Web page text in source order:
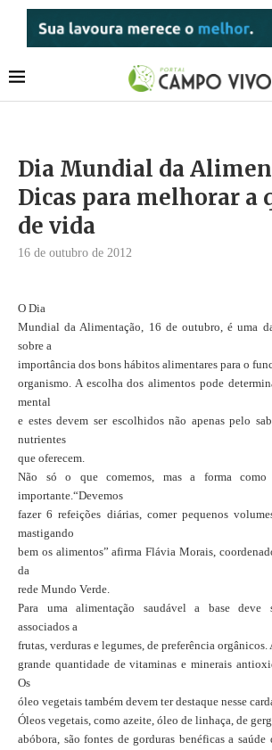
Dia Mundial da
Dicas para melhorar a
de vida
16 de outubro de 2012
O Dia
Mundial da Alimentação, 16 de outubro, é uma
sobre a
importância dos bons hábitos alimentares para o
organismo. A escolha dos alimentos pode
mental
e estes devem ser escolhidos não apenas pelo
nutrientes
que oferecem.
Não só o que comemos, mas a forma como
importante.“Devemos
fazer 6 refeições diárias, comer pequenos
mastigando
bem os alimentos” afirma Flávia Morais,
da
rede Mundo Verde.
Para uma alimentação saudável a base deve
associados a
frutas, verduras e legumes, de preferência
grande quantidade de vitaminas e minerais
Os
óleo vegetais também devem ter destaque nesse
Óleos vegetais, como azeite, óleo de linhaça, de
abóbora, são fontes de gorduras benéficas a